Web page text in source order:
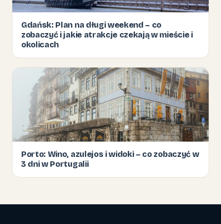
Gdańsk: Plan na długi weekend – co
zobaczyć i jakie atrakcje czekają w mieście i
okolicach
Porto: Wino, azulejos i widoki – co zobaczyć w
3 dni w Portugalii